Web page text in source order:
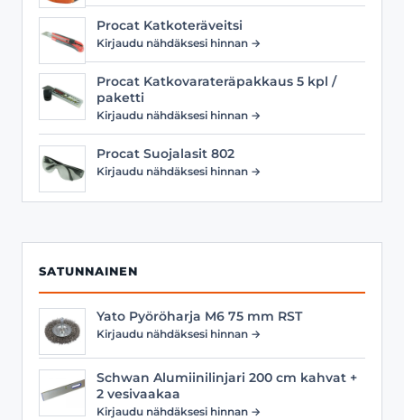
Procat Katkoteräveitsi
Kirjaudu nähdäksesi hinnan →
Procat Katkovarateräpakkaus 5 kpl /
paketti
Kirjaudu nähdäksesi hinnan →
Procat Suojalasit 802
Kirjaudu nähdäksesi hinnan →
SATUNNAINEN
Yato Pyöröharja M6 75 mm RST
Kirjaudu nähdäksesi hinnan →
Schwan Alumiinilinjari 200 cm kahvat +
2 vesivaakaa
Kirjaudu nähdäksesi hinnan →